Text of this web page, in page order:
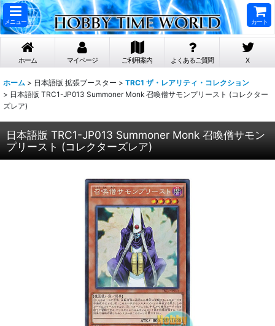
メニュー カート
ホーム マイページ ご利用案内 よくあるご質問 X
ホーム > 日本語版 拡張ブースター > TRC1 ザ・レアリティ・コレクション
> 日本語版 TRC1-JP013 Summoner Monk 召喚僧サモンプリースト (コレクター
ズレア)
日本語版 TRC1-JP013 Summoner Monk 召喚僧サモン
プリースト (コレクターズレア)